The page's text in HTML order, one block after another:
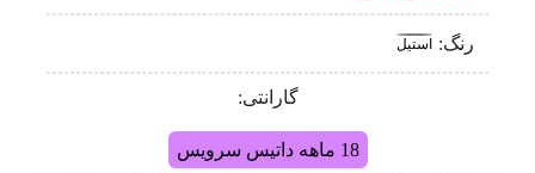
رنگ: استیل
گارانتی:
18 ماهه داتیس سرویس